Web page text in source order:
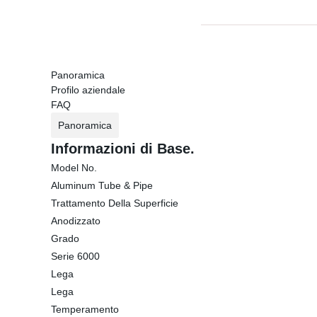
Panoramica
Profilo aziendale
FAQ
Panoramica
Informazioni di Base.
Model No.
Aluminum Tube & Pipe
Trattamento Della Superficie
Anodizzato
Grado
Serie 6000
Lega
Lega
Temperamento